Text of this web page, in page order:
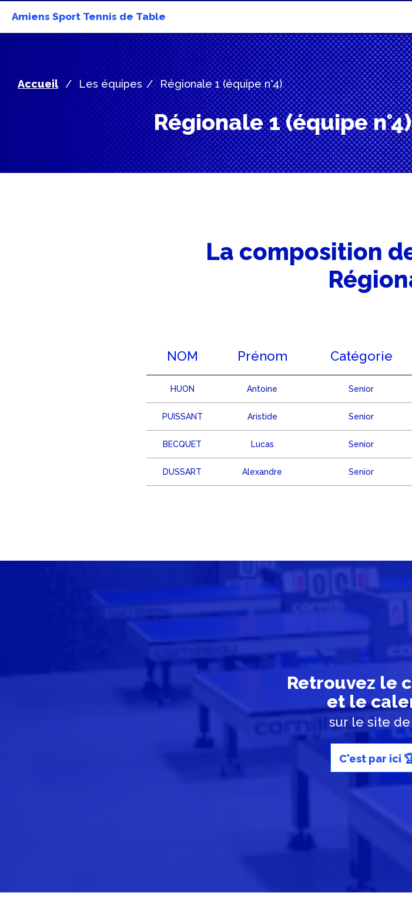
Amiens Sport Tennis de Table
Accueil Les équipes Régionale 1 (équipe n°4)
Régionale 1 (équipe n°4)
La composition
NOM Prénom Catégorie
HUON Antoine Senior
PUISSANT Aristide Senior
BECQUET Lucas Senior
DUSSART Alexandre Senior
Retrouvez le
et le
sur le site de
C'est par ici